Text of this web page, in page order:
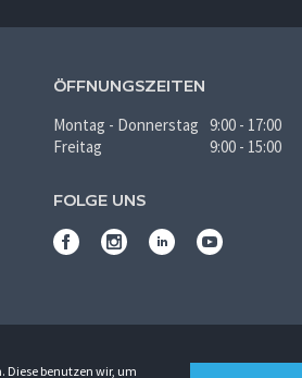
Diese benutzen wir, um
ÖFFNUNGSZEITEN
Montag - Donnerstag 9:00 - 17:00
Freitag
9:00 - 15:00
FOLGE UNS